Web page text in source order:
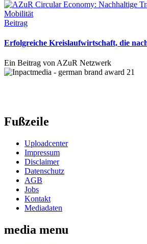
Beitrag
Erfolgreiche Kreislaufwirtschaft, die
Ein Beitrag von AZuR Netzwerk
Fußzeile
Uploadcenter
Impressum
Disclaimer
Datenschutz
AGB
Jobs
Kontakt
Mediadaten
media menu